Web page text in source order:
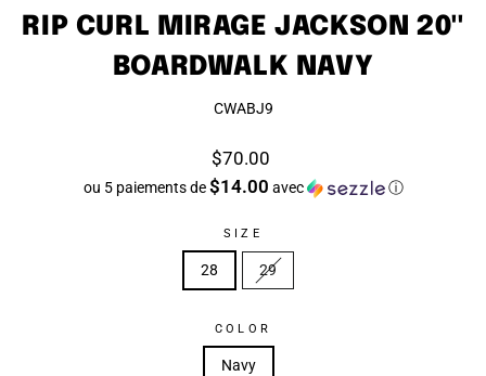
RIP CURL MIRAGE JACKSON 20''
BOARDWALK NAVY
CWABJ9
Prix
régulier
$70.00
ou 5 paiements de$14.00 avec ⓘ
SIZE
28 29
COLOR
Navy